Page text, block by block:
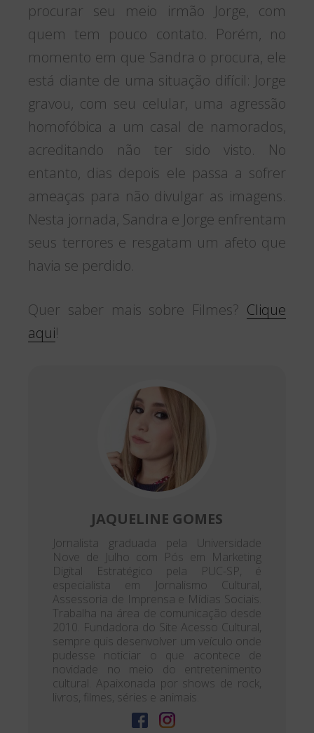
procurar seu meio irmão Jorge, com
quem tem pouco contato. Porém, no
momento em que Sandra o procura, ele
está diante de uma situação difícil: Jorge
gravou, com seu celular, uma agressão
homofóbica a um casal de namorados,
acreditando não ter sido visto. No
entanto, dias depois ele passa a sofrer
ameaças para não divulgar as imagens.
Nesta jornada, Sandra e Jorge enfrentam
seus terrores e resgatam um afeto que
havia se perdido.
Quer saber mais sobre Filmes? Clique
aqui!
JAQUELINE GOMES
Jornalista graduada pela Universidade
Nove de Julho com Pós em Marketing
Digital Estratégico pela PUC-SP, é
especialista em Jornalismo Cultural,
Assessoria de Imprensa e Mídias Sociais.
Trabalha na área de comunicação desde
2010. Fundadora do Site Acesso Cultural,
sempre quis desenvolver um veículo onde
pudesse noticiar o que acontece de
novidade no meio do entretenimento
cultural. Apaixonada por shows de rock,
livros, filmes, séries e animais.